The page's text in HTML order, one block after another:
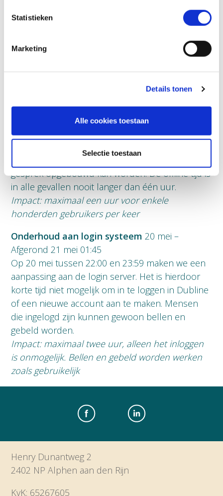
Statistieken
Marketing
Details tonen
Alle cookies toestaan
Selectie toestaan
Afgerond onderhoud
13 mei t/m 25
mei – Afgerond 22 mei 01:59
leveren. In de nachten van 13 mei t/m 25 mei
zullen we steeds enkele honderden accounts
van de nieuwste software voorzien. Dit gaat in
willekeurige blokken. Het kan daardoor zijn dat je
wegvallende gesprekken ervaart of er geen
gesprek opgebouwd kan worden. De offline tijd is
in alle gevallen nooit langer dan één uur.
Impact: maximaal een uur voor enkele
honderden gebruikers per keer
Onderhoud aan login systeem 20 mei –
Afgerond 21 mei 01:45
Op 20 mei tussen 22:00 en 23:59 maken we een
aanpassing aan de login server. Het is hierdoor
korte tijd niet mogelijk om in te loggen in Dubline
of een nieuwe account aan te maken. Mensen
die ingelogd zijn kunnen gewoon bellen en
gebeld worden.
Impact: maximaal twee uur, alleen het inloggen
is onmogelijk. Bellen en gebeld worden werken
zoals gebruikelijk
Henry Dunantweg 2
2402 NP Alphen aan den Rijn
KvK: 65267605